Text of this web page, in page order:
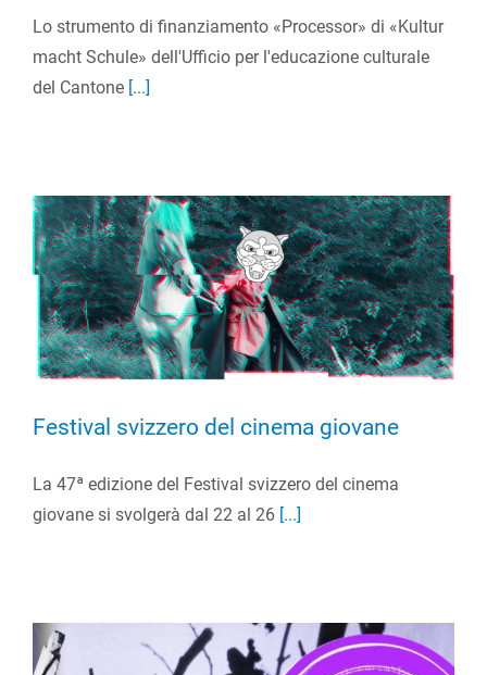
Lo strumento di finanziamento «Processor» di «Kultur
macht Schule» dell'Ufficio per l'educazione culturale
del Cantone [...]
Festival svizzero del cinema giovane
La 47ª edizione del Festival svizzero del cinema
giovane si svolgerà dal 22 al 26 [...]